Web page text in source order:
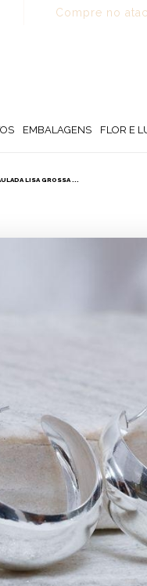
Compre no
EMBALAGENS FLOR E
LISA GROSSA ...